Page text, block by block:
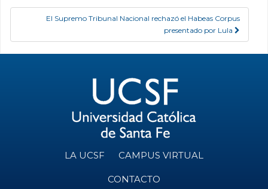
El Supremo Tribunal Nacional rechazó el Habeas Corpus
presentado por Lula
LA UCSF CAMPUS VIRTUAL
CONTACTO